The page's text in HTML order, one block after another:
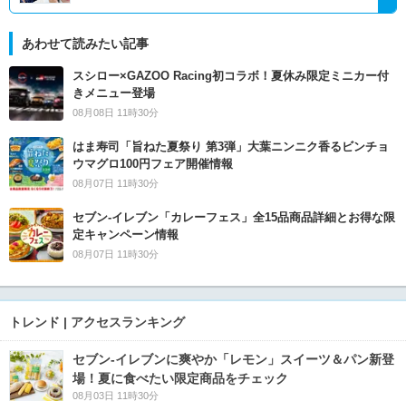
あわせて読みたい記事
スシロー×GAZOO Racing初コラボ！夏休み限定ミニカー付
きメニュー登場
08月08日 11時30分
はま寿司「旨ねた夏祭り 第3弾」大葉ニンニク香るビンチョ
ウマグロ100円フェア開催情報
08月07日 11時30分
セブン‐イレブン「カレーフェス」全15品商品詳細とお得な限
定キャンペーン情報
08月07日 11時30分
トレンド | アクセスランキング
セブン‐イレブンに爽やか「レモン」スイーツ＆パン新登
場！夏に食べたい限定商品をチェック
08月03日 11時30分